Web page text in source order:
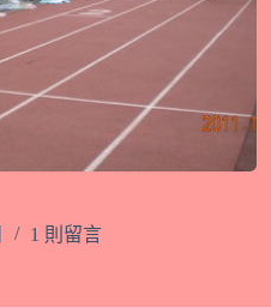
1 則留言